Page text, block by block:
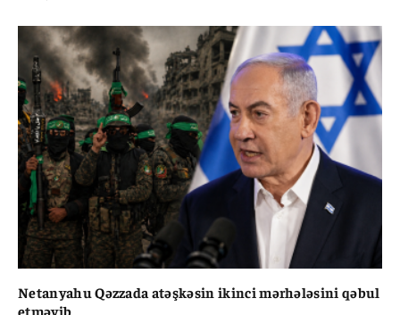
Netanyahu Qəzzada atəşkəsin ikinci mərhələsini qəbul
etməyib